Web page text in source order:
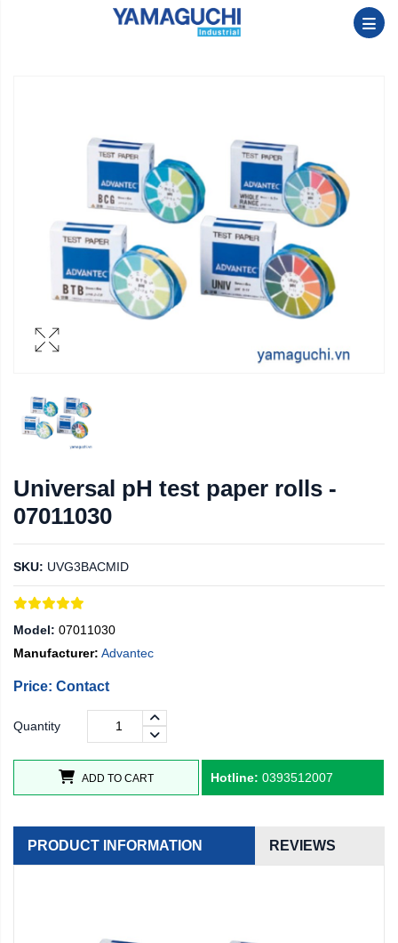
Universal pH test paper rolls -
07011030
SKU: UVG3BACMID
Model: 07011030
Manufacturer: Advantec
Price: Contact
Quantity
ADD TO CART Hotline: 0393512007
PRODUCT INFORMATION REVIEWS